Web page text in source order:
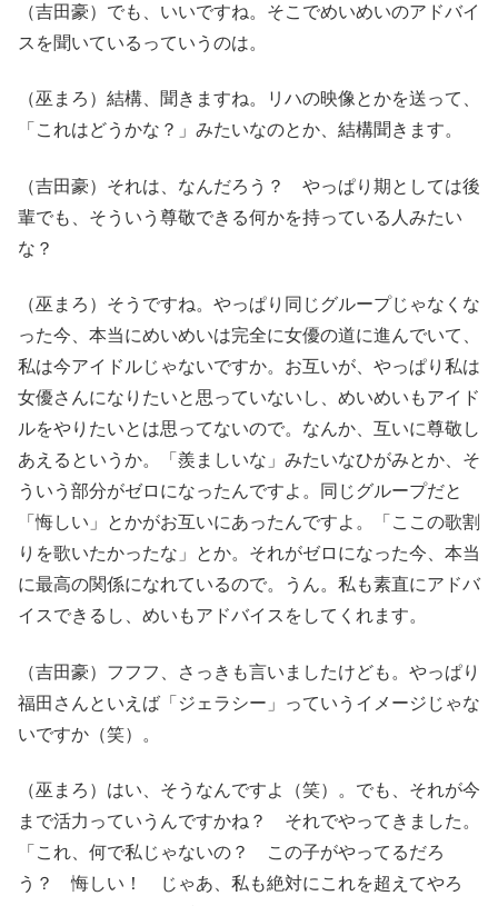
（吉田豪）でも、いいですね。そこでめいめいのアドバイ
スを聞いているっていうのは。
（巫まろ）結構、聞きますね。リハの映像とかを送って、
「これはどうかな？」みたいなのとか、結構聞きます。
（吉田豪）それは、なんだろう？ やっぱり期としては後
輩でも、そういう尊敬できる何かを持っている人みたい
な？
（巫まろ）そうですね。やっぱり同じグループじゃなくな
った今、本当にめいめいは完全に女優の道に進んでいて、
私は今アイドルじゃないですか。お互いが、やっぱり私は
女優さんになりたいと思っていないし、めいめいもアイド
ルをやりたいとは思ってないので。なんか、互いに尊敬し
あえるというか。「羨ましいな」みたいなひがみとか、そ
ういう部分がゼロになったんですよ。同じグループだと
「悔しい」とかがお互いにあったんですよ。「ここの歌割
りを歌いたかったな」とか。それがゼロになった今、本当
に最高の関係になれているので。うん。私も素直にアドバ
イスできるし、めいもアドバイスをしてくれます。
（吉田豪）フフフ、さっきも言いましたけども。やっぱり
福田さんといえば「ジェラシー」っていうイメージじゃな
いですか（笑）。
（巫まろ）はい、そうなんですよ（笑）。でも、それが今
まで活力っていうんですかね？ それでやってきました。
「これ、何で私じゃないの？ この子がやってるだろ
う？ 悔しい！ じゃあ、私も絶対にこれを超えてやろ